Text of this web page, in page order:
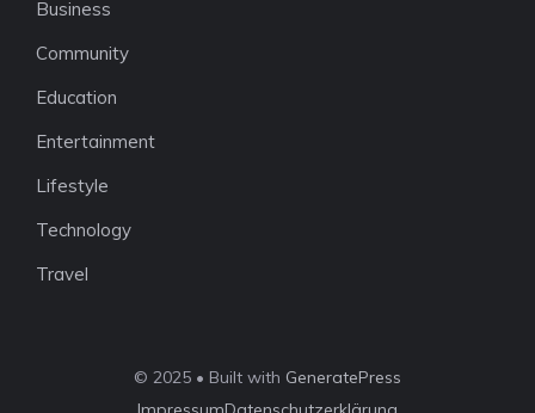
Business
Community
Education
Entertainment
Lifestyle
Technology
Travel
© 2025 • Built with GeneratePress